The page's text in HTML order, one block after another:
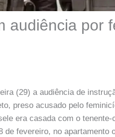
audiência por
(29) a audiência de
preso acusado pelo
era casada com o
de fevereiro, no apartamento